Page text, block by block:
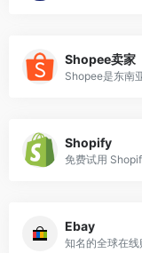
Shopee卖家
Shopify
Ebay
知名的全球在